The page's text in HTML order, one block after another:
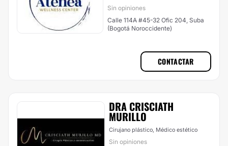
Sin opiniones
Calle 114A #45-32 Ofic 204, Suba
(Bogotá Noroccidente)
CONTACTAR
DRA CRISCIATH
MURILLO
Cirujano plástico, Médico estético
Sin opiniones